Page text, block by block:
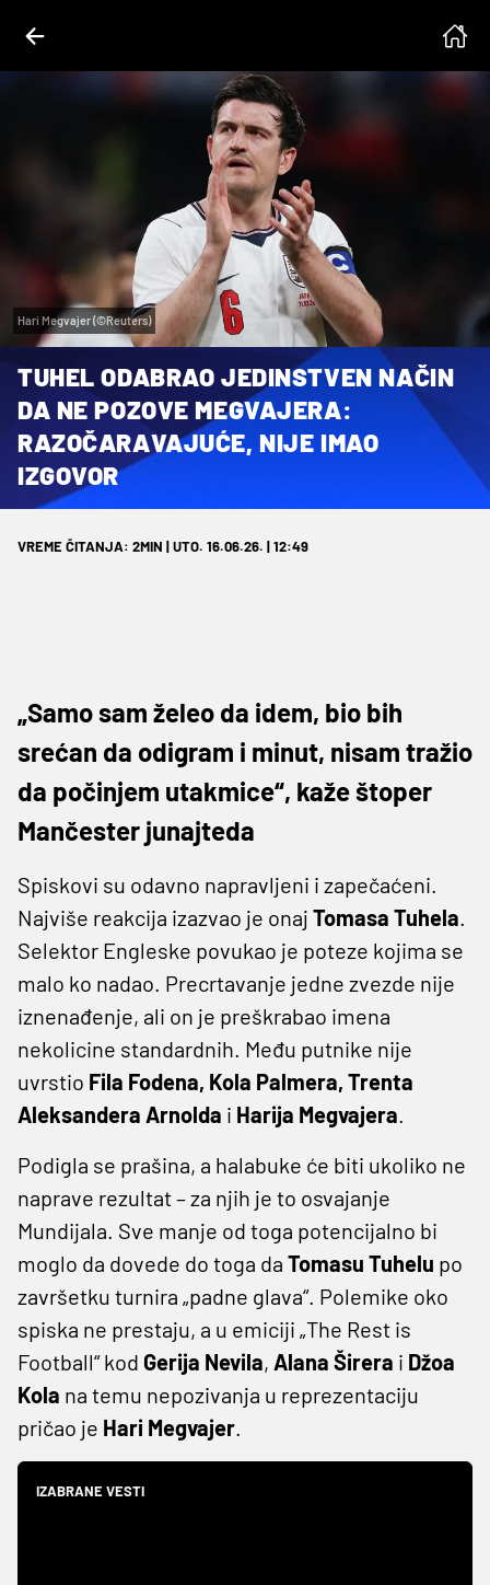
Hari Megvajer (©Reuters)
TUHEL ODABRAO JEDINSTVEN NAČIN
DA NE POZOVE MEGVAJERA:
RAZOČARAVAJUĆE, NIJE IMAO
IZGOVOR
VREME ČITANJA: 2MIN | UTO. 16.06.26. | 12:49
„Samo sam želeo da idem, bio bih
srećan da odigram i minut, nisam tražio
da počinjem utakmice“, kaže štoper
Mančester junajteda
Spiskovi su odavno napravljeni i zapečaćeni.
Najviše reakcija izazvao je onaj Tomasa Tuhela.
Selektor Engleske povukao je poteze kojima se
malo ko nadao. Precrtavanje jedne zvezde nije
iznenađenje, ali on je preškrabao imena
nekolicine standardnih. Među putnike nije
uvrstio Fila Fodena, Kola Palmera, Trenta
Aleksandera Arnolda i Harija Megvajera.
Podigla se prašina, a halabuke će biti ukoliko ne
naprave rezultat – za njih je to osvajanje
Mundijala. Sve manje od toga potencijalno bi
moglo da dovede do toga da Tomasu Tuhelu po
završetku turnira „padne glava“. Polemike oko
spiska ne prestaju, a u emiciji „The Rest is
Football“ kod Gerija Nevila, Alana Širera i Džoa
Kola na temu nepozivanja u reprezentaciju
pričao je Hari Megvajer.
IZABRANE VESTI